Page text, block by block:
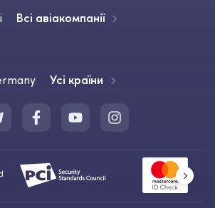
Всі авіакомпанії
Усі країни